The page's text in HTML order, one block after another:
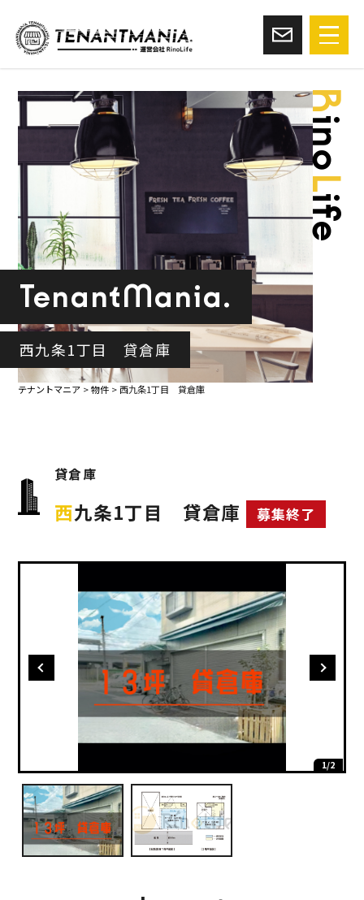
TenantMania.
西九条1丁目 貸倉庫
R
ino
L
ife
テナントマニア >物件 > 西九条1丁目 貸倉庫
貸倉庫
西九条1丁目 貸倉庫 募集終了
1/2